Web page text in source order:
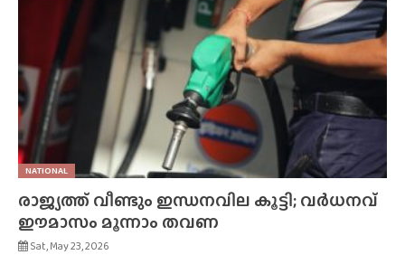
NATIONAL
രാജ്യത്ത് വീണ്ടും ഇന്ധനവില കൂട്ടി; വർധനവ്
ഈമാസം മൂന്നാം തവണ
Sat, May 23, 2026